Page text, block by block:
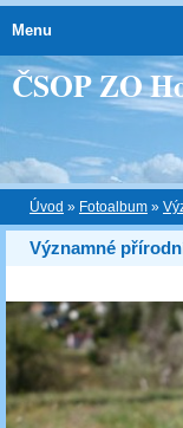
ČSOP ZO
Úvod » Fotoalbum »
Významné
Menu